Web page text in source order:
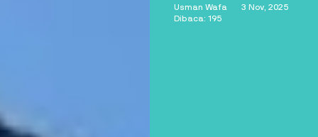
Usman Wafa
3 Nov, 2025
Dibaca: 195